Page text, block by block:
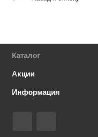
Каталог
Акции
Информация